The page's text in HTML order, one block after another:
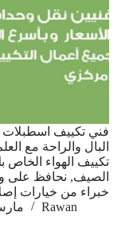
فني تكييف
البال والراحة مع
تكييف الهواء الخاص
الصيف, نحافظ على
خبراء من خيارات
Rawan
مارس 27,